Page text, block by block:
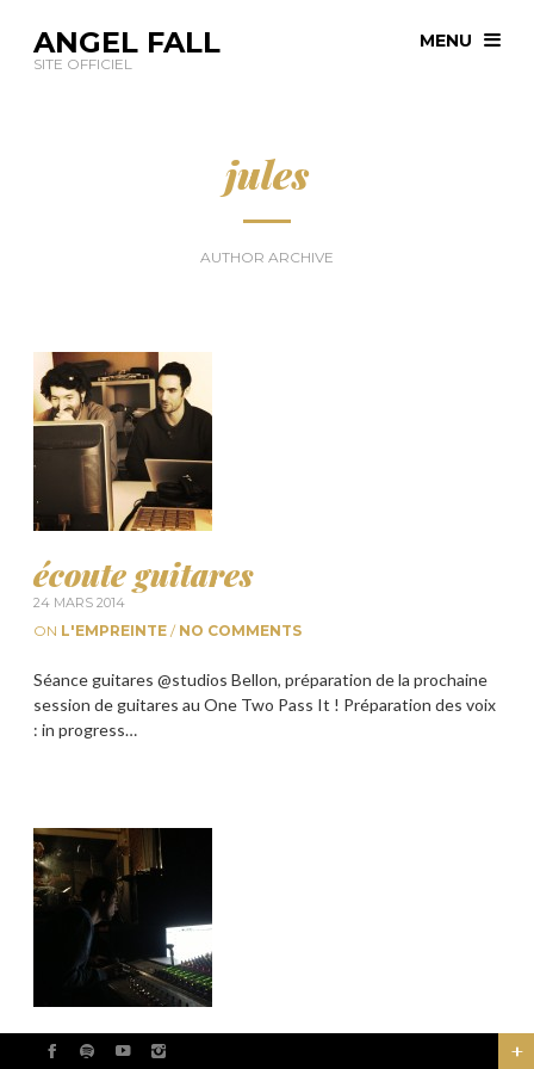
ANGEL FALL
SITE OFFICIEL
MENU
jules
AUTHOR ARCHIVE
écoute guitares
24 MARS 2014
ON L'EMPREINTE / NO COMMENTS
Séance guitares @studios Bellon, préparation de la prochaine
session de guitares au One Two Pass It ! Préparation des voix
: in progress…
album#2